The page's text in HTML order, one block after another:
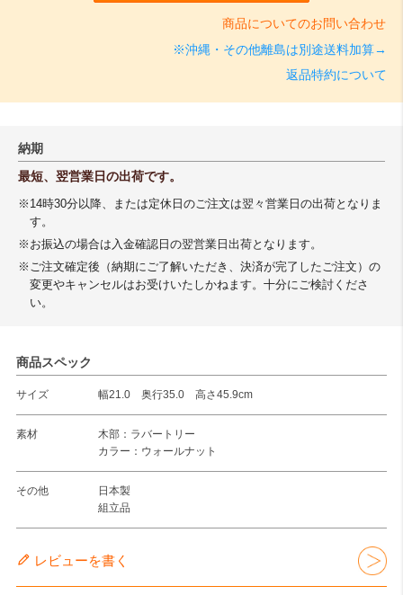
商品についてのお問い合わせ
※沖縄・その他離島は別途送料加算→
返品特約について
納期
最短、翌営業日の出荷です。
※14時30分以降、または定休日のご注文は翌々営業日の出荷となりま
す。
※お振込の場合は入金確認日の翌営業日出荷となります。
※ご注文確定後（納期にご了解いただき、決済が完了したご注文）の
変更やキャンセルはお受けいたしかねます。十分にご検討くださ
い。
商品スペック
サイズ 幅21.0 奥行35.0 高さ45.9cm
素材
木部：ラバートリー
カラー：ウォールナット
その他
日本製
組立品
レビューを書く